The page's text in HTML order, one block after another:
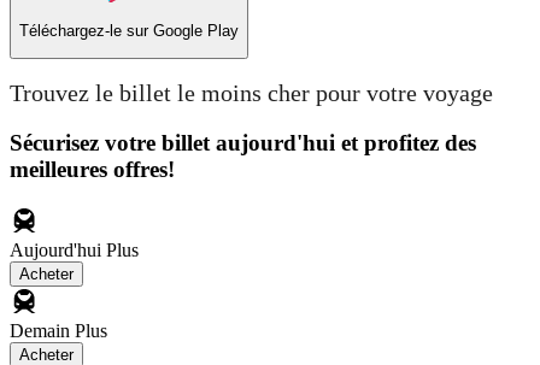
Téléchargez-le sur Google Play
Trouvez le billet le moins cher pour votre voyage
Sécurisez votre billet aujourd'hui et profitez des
meilleures offres!
Aujourd'hui Plus
Acheter
Demain Plus
Acheter